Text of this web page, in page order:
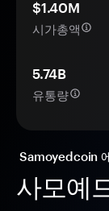
사모예
$1.40M
시가총액
5.74B
유통량
Samoyedcoin